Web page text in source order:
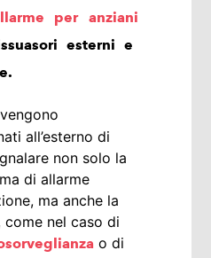
per anziani
esterni e
vengono
all’esterno di
non solo la
di allarme
ma anche la
nel caso di
o di